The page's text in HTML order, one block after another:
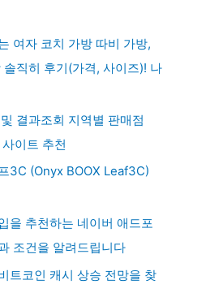
여자 코치 가방 따비 가방,
솔직히 후기(가격, 사이즈)! 나
결과조회 지역별 판매점
이트 추천
3C (Onyx BOOX Leaf3C)
을 추천하는 네이버 애드포
조건을 알려드립니다
트코인 캐시 상승 전망을 찾